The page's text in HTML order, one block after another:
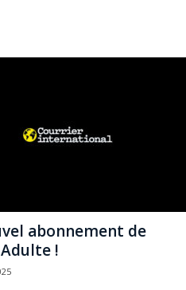
abonnement de
!